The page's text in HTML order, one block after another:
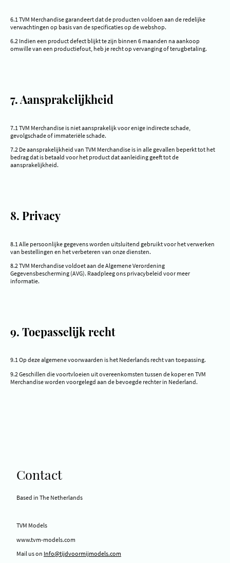
6.1 TVM Merchandise garandeert dat de producten voldoen aan de redelijke
verwachtingen op basis van de specificaties op de webshop.
6.2 Indien een product defect blijkt te zijn binnen 6 maanden na aankoop
omwille van een productiefout, heb je recht op vervanging of terugbetaling.
7. Aansprakelijkheid
7.1 TVM Merchandise is niet aansprakelijk voor enige indirecte schade,
gevolgschade of immateriële schade.
7.2 De aansprakelijkheid van TVM Merchandise is in alle gevallen beperkt tot het
bedrag dat is betaald voor het product dat aanleiding geeft tot de
aansprakelijkheid.
8. Privacy
8.1 Alle persoonlijke gegevens worden uitsluitend gebruikt voor het verwerken
van bestellingen en het verbeteren van onze diensten.
8.2 TVM Merchandise voldoet aan de Algemene Verordening
Gegevensbescherming (AVG). Raadpleeg ons privacybeleid voor meer
informatie.
9. Toepasselijk recht
9.1 Op deze algemene voorwaarden is het Nederlands recht van toepassing.
9.2 Geschillen die voortvloeien uit overeenkomsten tussen de koper en TVM
Merchandise worden voorgelegd aan de bevoegde rechter in Nederland.
Contact
Based in The Netherlands
TVM Models
www.tvm-models.com
Mail us on Info@tijdvoormijmodels.com